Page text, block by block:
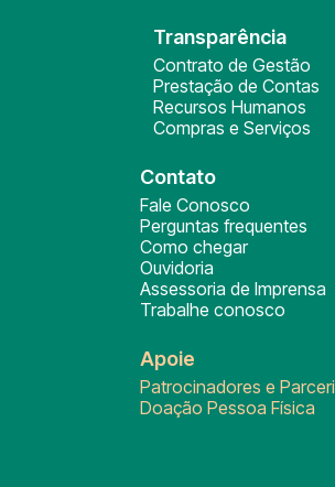
Transparência
Contrato de Gestão
Prestação de Contas
Recursos Humanos
Compras e Serviços
Contato
Fale Conosco
Perguntas frequentes
Como chegar
Ouvidoria
Assessoria de Imprensa
Trabalhe conosco
Apoie
Patrocinadores e
Doação Pessoa Física